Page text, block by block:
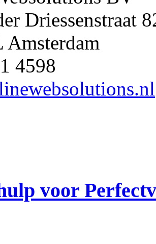
Driessenstraat
Amsterdam
4598
voor